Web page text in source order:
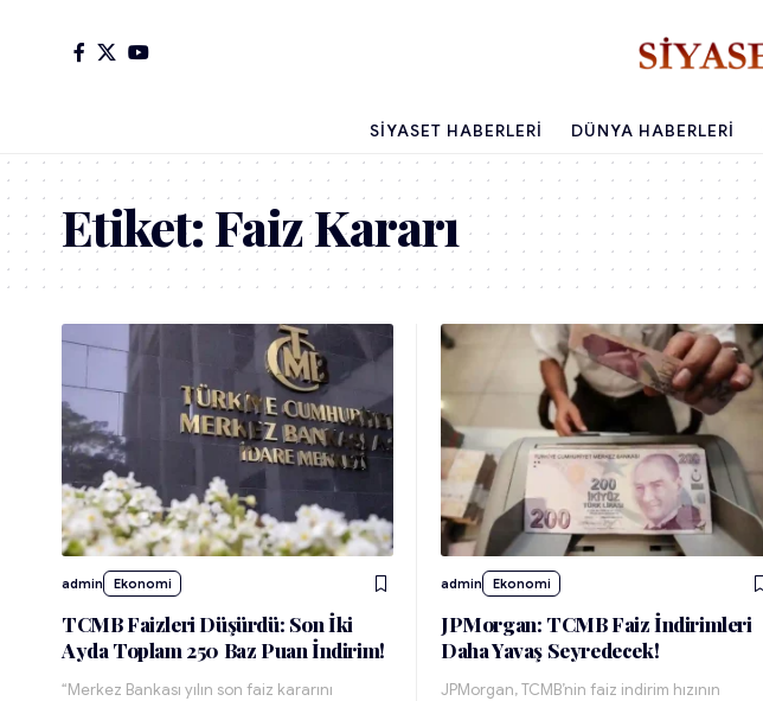
SIYASET HABERLERI DÜNYA HABERLERI
Etiket:Faiz Kararı
admin Ekonomi
TCMB Faizleri Düşürdü: Son İki
Ayda Toplam 250 Baz Puan İndirim!
“Merkez Bankası yılın son faiz kararını
admin Ekonomi
JPMorgan: TCMB Faiz İndirimleri
Daha Yavaş Seyredecek!
JPMorgan, TCMB’nin faiz indirim hızının